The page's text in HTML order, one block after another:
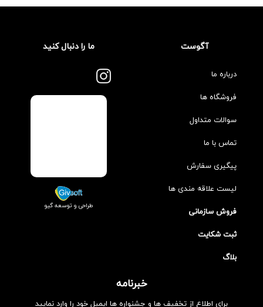
آگوست
درباره ما
فروشگاه ها
سوالات متداول
تماس با ما
پیگیری سفارش
لیست علاقه مندی ها
فروش سازمانی
ثبت شکایت
بلاگ
ما را دنبال کنید
طراحی و توسعه گیو
خبرنامه
برای اطلاع از تخفیف ها و جشنواره ها ایمیل خود را وارد نمایید